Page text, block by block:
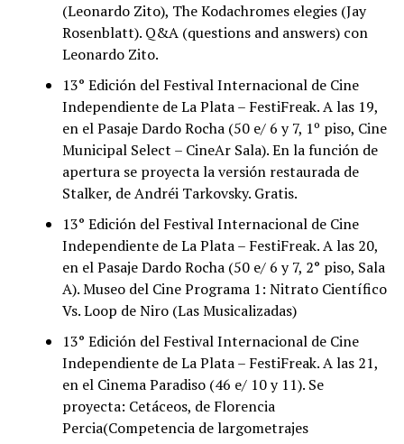
(Leonardo Zito), The Kodachromes elegies (Jay
Rosenblatt). Q&A (questions and answers) con
Leonardo Zito.
13° Edición del Festival Internacional de Cine
Independiente de La Plata – FestiFreak. A las 19,
en el Pasaje Dardo Rocha (50 e/ 6 y 7, 1º piso, Cine
Municipal Select – CineAr Sala). En la función de
apertura se proyecta la versión restaurada de
Stalker, de Andréi Tarkovsky. Gratis.
13° Edición del Festival Internacional de Cine
Independiente de La Plata – FestiFreak. A las 20,
en el Pasaje Dardo Rocha (50 e/ 6 y 7, 2° piso, Sala
A). Museo del Cine Programa 1: Nitrato Científico
Vs. Loop de Niro (Las Musicalizadas)
13° Edición del Festival Internacional de Cine
Independiente de La Plata – FestiFreak. A las 21,
en el Cinema Paradiso (46 e/ 10 y 11). Se
proyecta: Cetáceos, de Florencia
Percia(Competencia de largometrajes